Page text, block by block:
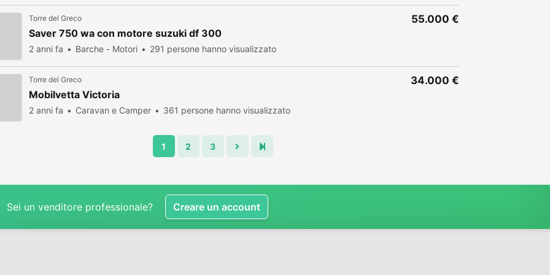
Torre del Greco
Saver 750 wa con motore suzuki df 300
2 anni fa Barche - Motori 291 persone hanno visualizzato
55.000 €
Torre del Greco
Mobilvetta Victoria
2 anni fa Caravan e Camper 361 persone hanno visualizzato
34.000 €
1 2 3
Sei un venditore professionale? Creare un account